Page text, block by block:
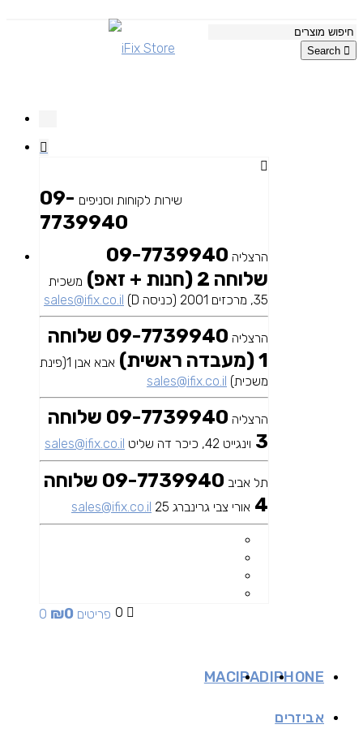
Search
שירות לקוחות וסניפים 09-
7739940
הרצליה 09-7739940
שלוחה 2 (חנות + זאפ)
משכית
35, מרכזים 2001 (כניסה D)
sales@ifix.co.il
הרצליה
09-7739940 שלוחה
1 (מעבדה ראשית)
אבא אבן 1(פינת
משכית) sales@ifix.co.il
הרצליה
09-7739940 שלוחה
3 וינגייט 42, כיכר דה שליט sales@ifix.co.il
תל אביב
09-7739940 שלוחה
4 אורי צבי גרינברג 25 sales@ifix.co.il
0 0 פריטים ₪0
IPHONE
IPAD
MAC
אביזרים